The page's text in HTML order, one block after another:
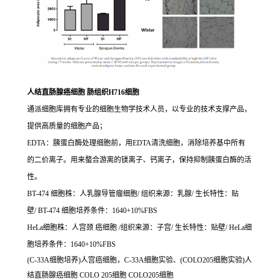
人结直肠腺癌细胞 肠组织H716细胞
通派细胞库拥有专业的细胞生物学技术人员，以专业的技术支撑产品，
提供高质量的细胞产品；
EDTA：胰蛋白酶处理细胞前，用EDTA清洗细胞，消除培养基中所有
的二价离子。用来螯合游离的镁离子、钙离子，保持抑制胰蛋白酶的活
性。
BT-474 细胞株：人乳腺导管瘤细胞/ 组织来源：乳腺/ 生长特性：贴
壁/ BT-474 细胞培养条件：1640+10%FBS
HeLa细胞株：人宫颈 癌细胞 /组织来源：子宫/ 生长特性：贴壁/ HeLa细
胞培养条件：1640+10%FBS
(C-33A细胞培养)人宫癌细胞，C-33A细胞实验、(COLO205细胞实验)人
结直肠腺癌细胞 COLO 205细胞 COLO205细胞